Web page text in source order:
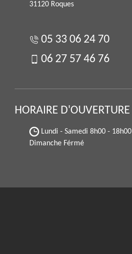
31120 Roques
05 33 06 24 70
06 27 57 46 76
HORAIRE D'OUVERTURE
Lundi - Samedi 8h00 - 18h00
Dimanche Férmé